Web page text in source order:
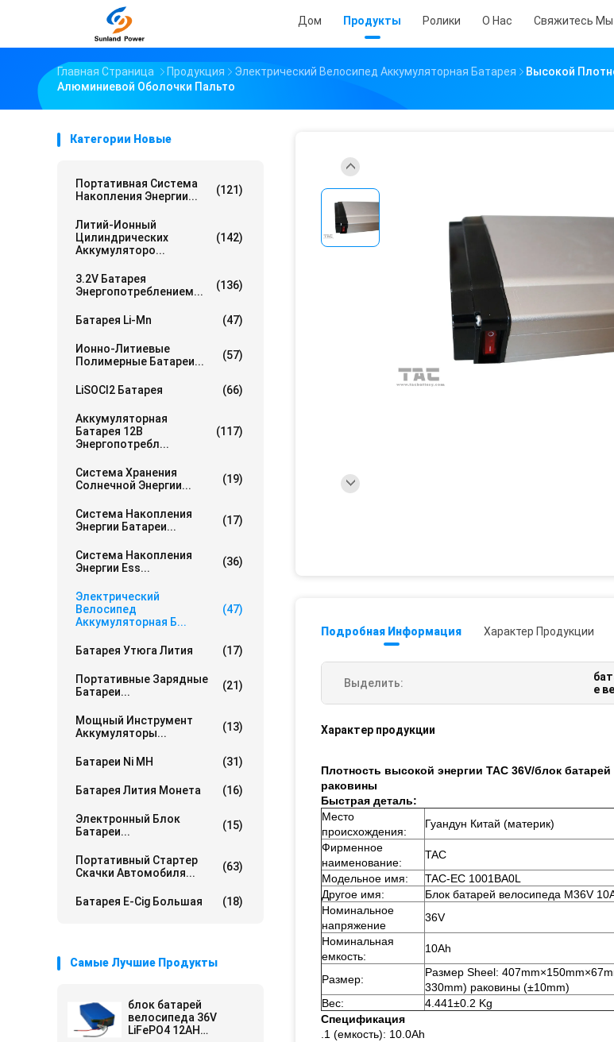
Дом Продукты Ролики О Нас Свяжитесь Мы
Главная Страница Продукция Электрический Велосипед Аккумуляторная Батарея
Высокой
Алюминиевой Оболочки Пальто
Категории Новые
Портативная Система
Накопления Энергии...
(121)
Литий-Ионный
Цилиндрических
Аккумуляторо...
(142)
3.2V Батарея
Энергопотреблением...
(136)
Батарея Li-Mn (47)
Ионно-Литиевые
Полимерные Батареи...
(57)
LiSOCl2 Батарея (66)
Аккумуляторная
Батарея 12В
Энергопотребл...
(117)
Система Хранения
Солнечной Энергии...
(19)
Система Накопления
Энергии Батареи...
(17)
Система Накопления
Энергии Ess...
(36)
Электрический
Велосипед
Аккумуляторная Б...
(47)
Батарея Утюга Лития (17)
Портативные Зарядные
Батареи...
(21)
Мощный Инструмент
Аккумуляторы...
(13)
Батареи Ni MH (31)
Батарея Лития Монета (16)
Электронный Блок
Батареи...
(15)
Портативный Стартер
Скачки Автомобиля...
(63)
Батарея E-Cig Большая (18)
Самые Лучшие Продукты
блок батарей
велосипеда 36V
LiFePO4 12AH
Подробная Информация Характер Продукции
Выделить:
e
Характер продукции
Плотность высокой энергии TAC 36V/блок
раковины
Быстрая деталь:
Место
происхождения:
Гуандун Китай (материк)
Фирменное
наименование:
TAC
Модельное имя:
TAC-EC 1001BA0L
Другое имя:
Блок батарей велосипеда M36V
Номинальное
напряжение
36V
Номинальная
емкость:
10Ah
Размер:
Размер Sheel:
330mm) раковины (±10mm)
Вес:
4.441±0.2 Kg
Спецификация
.1 (емкость): 10.0Ah